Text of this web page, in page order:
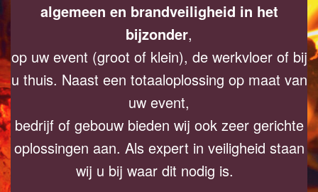
algemeen en brandveiligheid in het
bijzonder,
op uw event (groot of klein), de werkvloer of bij
u thuis. Naast een totaaloplossing op maat van
uw event,
bedrijf of gebouw bieden wij ook zeer gerichte
oplossingen aan. Als expert in veiligheid staan
wij u bij waar dit nodig is.